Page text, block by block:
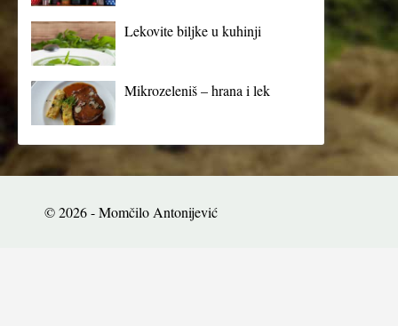
Lekovite biljke u kuhinji
Mikrozeleniš – hrana i lek
© 2026 - Momčilo Antonijević